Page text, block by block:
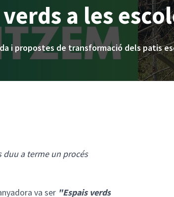
a les
i propostes de transformació dels patis
duu a terme un procés
va ser "Espais verds